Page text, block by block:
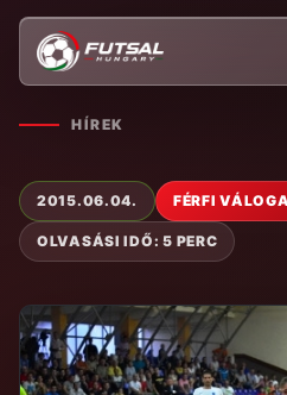
HÍREK
2015.06.04. FÉRFI
OLVASÁSI IDŐ: 5 PERC